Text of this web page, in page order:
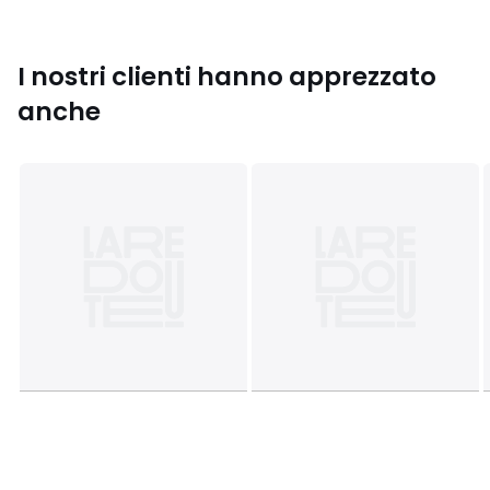
Taglia S, M, L
I nostri clienti hanno apprezzato
anche